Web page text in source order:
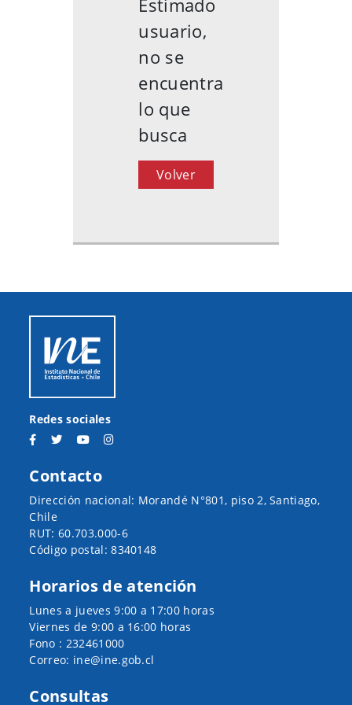
usuario,
no se
encuentra
lo que
busca
Volver
Redes sociales
Contacto
Dirección nacional: Morandé N°801, piso 2, Santiago,
Chile
RUT: 60.703.000-6
Código postal: 8340148
Horarios de atención
Lunes a jueves 9:00 a 17:00 horas
Viernes de 9:00 a 16:00 horas
Fono : 232461000
Correo: ine@ine.gob.cl
Consultas